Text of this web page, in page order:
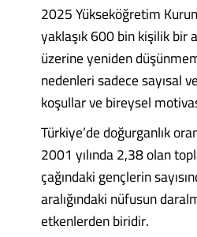
2025 Yükseköğretim
yaklaşık 600 bin kişilik bir
üzerine yeniden
nedenleri sadece sayısal
koşullar ve bireysel
Türkiye’de doğurganlık
2001 yılında 2,38 olan
çağındaki gençlerin
aralığındaki nüfusun
etkenlerden biridir.